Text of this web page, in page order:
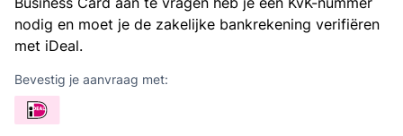
nodig en moet je de zakelijke bankrekening verifiëren
met iDeal.
Bevestig je aanvraag met: